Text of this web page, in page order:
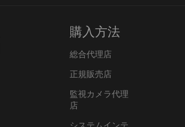
購入方法
総合代理店
正規販売店
監視カメラ代理
店